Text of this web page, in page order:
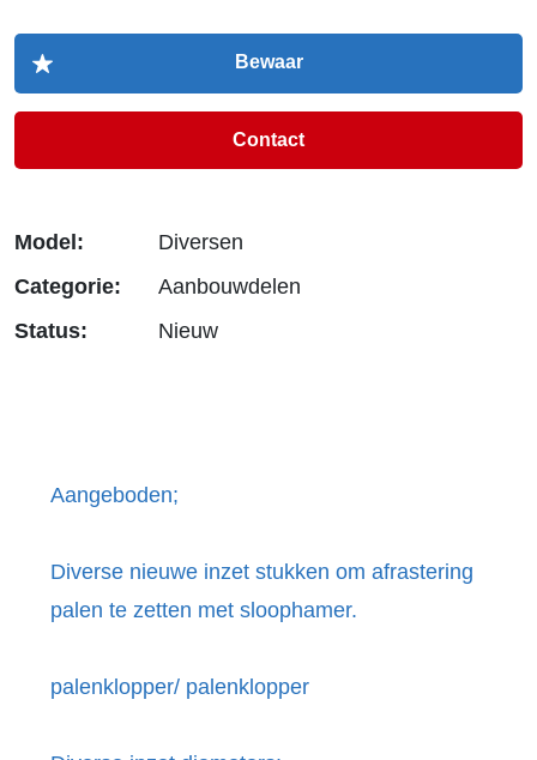
Contact
Model:
Diversen
Categorie:
Aanbouwdelen
Status:
Nieuw
Aangeboden;
Diverse nieuwe inzet stukken om afrastering
palen te zetten met sloophamer.
palenklopper/ palenklopper